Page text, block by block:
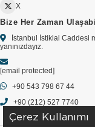
X
Bize Her Zaman
İstanbul İstiklal Caddesi
yanınızdayız.
[email protected]
+90 543 798 67 44
+90 (212) 527 7740
Çerez Kullanımı